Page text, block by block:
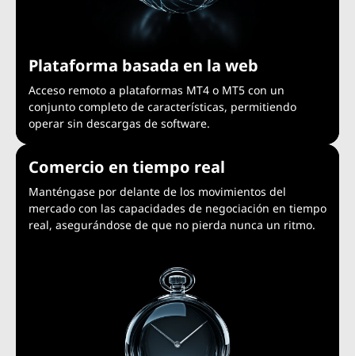
Plataforma basada en la web
Acceso remoto a plataformas MT4 o MT5 con un
conjunto completo de características, permitiendo
operar sin descargas de software.
Comercio en tiempo real
Manténgase por delante de los movimientos del
mercado con las capacidades de negociación en tiempo
real, asegurándose de que no pierda nunca un ritmo.